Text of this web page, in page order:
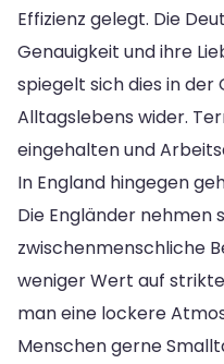
Effizienz gelegt. Die
Genauigkeit und ihre
spiegelt sich dies in der
Alltagslebens wider.
eingehalten und
In England hingegen
Die Engländer nehmen
zwischenmenschliche
weniger Wert auf
man eine lockere
Menschen gerne